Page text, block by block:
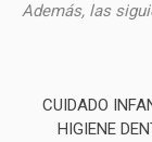
Además, las
CUIDADO
HIGIENE